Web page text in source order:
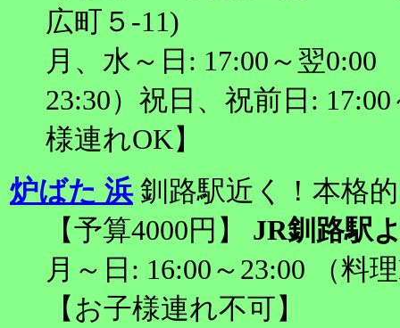
広町５-11)
月、水～日: 17:00～翌0:00
23:30）祝日、祝前日:
様連れOK】
炉ばた 浜釧路駅近く！本格
【予算4000円】 JR釧路駅
月～日: 16:00～23:00 （料
【お子様連れ不可】